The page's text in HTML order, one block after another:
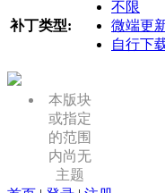
补丁类型:
不限
微端更
自行下
本版块
或指定
的范围
内尚无
主题